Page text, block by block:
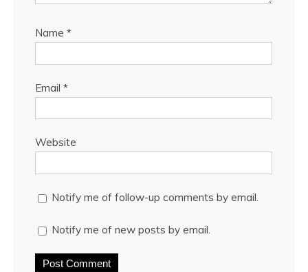
Name *
Email *
Website
Notify me of follow-up comments by email.
Notify me of new posts by email.